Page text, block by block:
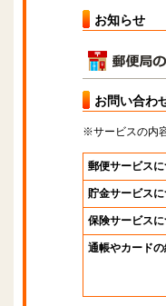
お知らせ
お問い合わ
※サービスの内
郵便サービスに
貯金サービスに
保険サービスに
通帳やカード